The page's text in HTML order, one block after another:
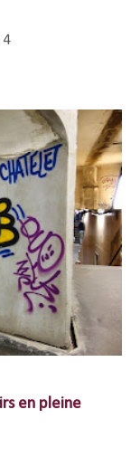
4
en pleine